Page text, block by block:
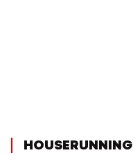
HOUSERUNNING